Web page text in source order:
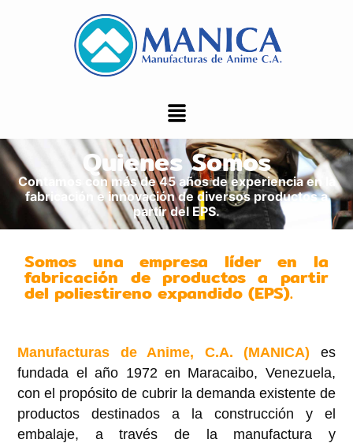
Quienes Somos
Contamos con más de 45 años de experiencia en la
fabricación e innovación de diversos productos a
partir del EPS.
Somos una empresa líder en la
fabricación de productos a partir
del poliestireno expandido (EPS).
Manufacturas de Anime, C.A. (MANICA)
es
fundada el año 1972 en Maracaibo, Venezuela,
con el propósito de cubrir la demanda existente de
productos destinados a la construcción y el
embalaje, a través de la manufactura y